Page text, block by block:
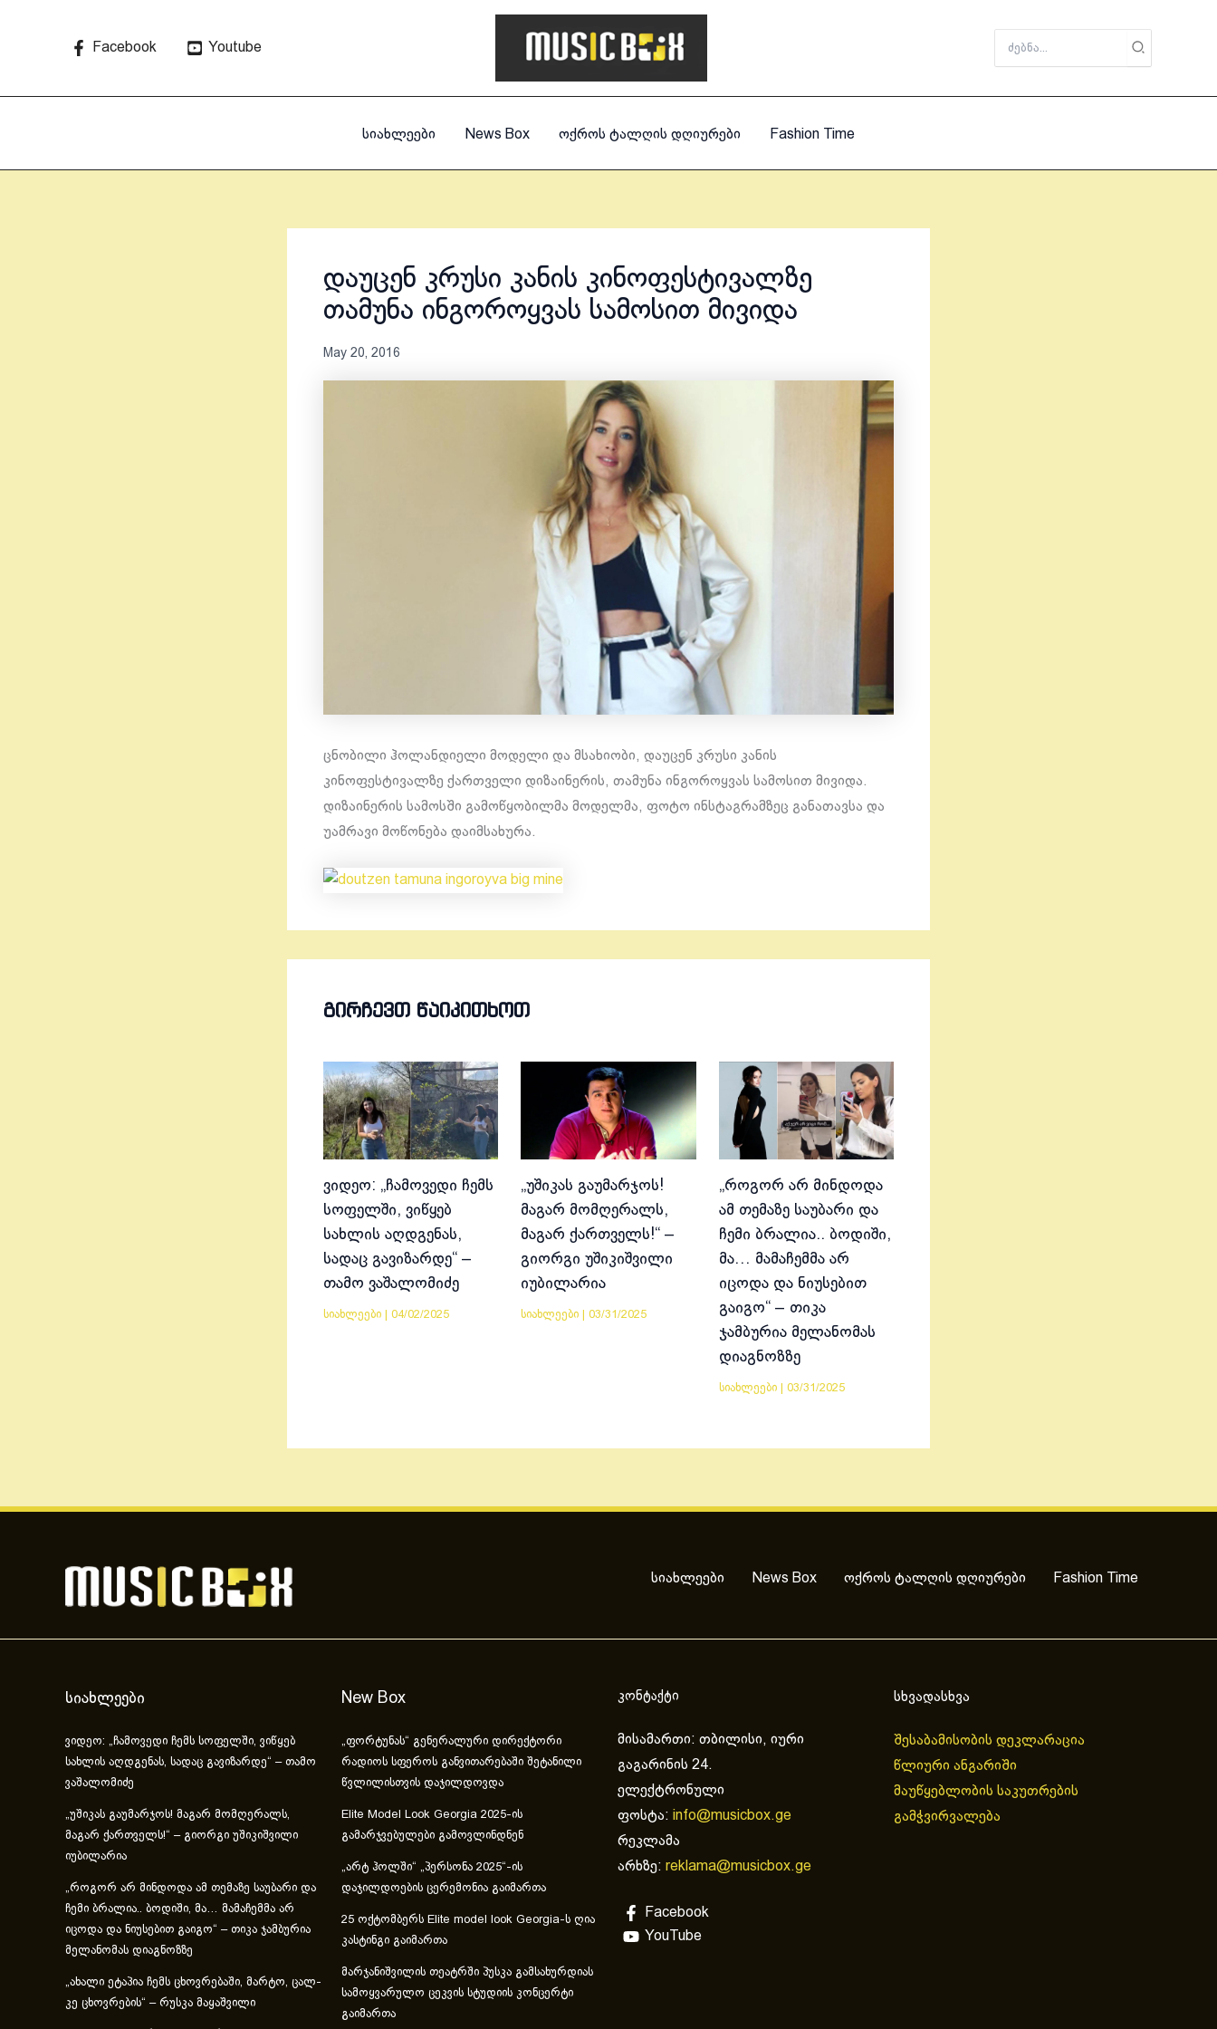
Facebook Youtube
for:
სიახლეები News Box ოქროს ტალღის დღიურები Fashion Time
დაუცენ კრუსი კანის კინოფესტივალზე
თამუნა ინგოროყვას სამოსით მივიდა
May 20, 2016
ცნობილი ჰოლანდიელი მოდელი და მსახიობი, დაუცენ კრუსი კანის
კინოფესტივალზე ქართველი დიზაინერის, თამუნა ინგოროყვას სამოსით მივიდა.
დიზაინერის სამოსში გამოწყობილმა მოდელმა, ფოტო ინსტაგრამზეც განათავსა და
უამრავი მოწონება დაიმსახურა.
ᲒᲘᲠᲩᲔᲕᲗ ᲬᲐᲘᲙᲘᲗᲮᲝᲗ
ვიდეო: „ჩამოვედი ჩემს
სოფელში, ვიწყებ
სახლის აღდგენას,
სადაც გავიზარდე“ –
თამო ვაშალომიძე
სიახლეები 04/02/2025
„უშიკას გაუმარჯოს!
მაგარ მომღერალს,
მაგარ ქართველს!“ –
გიორგი უშიკიშვილი
იუბილარია
სიახლეები |03/31/2025
„როგორ არ მინდოდა
ამ თემაზე საუბარი და
ჩემი ბრალია.. ბოდიში,
მა… მამაჩემმა არ
იცოდა და ნიუსებით
გაიგო“ – თიკა
ჯამბურია მელანომას
დიაგნოზზე
სიახლეები| 03/31/2025
სიახლეები News Box ოქროს ტალღის დღიურები Fashion Time
სიახლეები
ვიდეო: „ჩამოვედი ჩემს სოფელში, ვიწყებ
სახლის აღდგენას, სადაც გავიზარდე“ – თამო
ვაშალომიძე
„უშიკას გაუმარჯოს! მაგარ მომღერალს,
მაგარ ქართველს!“ – გიორგი უშიკიშვილი
იუბილარია
„როგორ არ მინდოდა ამ თემაზე საუბარი და
ჩემი ბრალია.. ბოდიში, მა… მამაჩემმა არ
იცოდა და ნიუსებით გაიგო“ – თიკა ჯამბურია
მელანომას დიაგნოზზე
„ახა­ლი ეტა­პია ჩემს ცხოვ­რე­ბა­ში, მარ­ტო, ცალ­
კე ცხოვ­რე­ბის“ – რუსკა მაყაშვილი
New Box
„ფორტუნას“ გენერალური დირექტორი
რადიოს სფეროს განვითარებაში შეტანილი
წვლილისთვის დაჯილდოვდა
Elite Model Look Georgia 2025-ის
გამარჯვებულები გამოვლინდნენ
„არტ ჰოლში“ „პერსონა 2025“-ის
დაჯილდოების ცერემონია გაიმართა
25 ოქტომბერს Elite model look Georgia-ს ღია
კასტინგი გაიმართა
მარჯანიშვილის თეატრში პუსკა გამსახურდიას
სამოყვარულო ცეკვის სტუდიის კონცერტი
გაიმართა
კონტაქტი
მისამართი: თბილისი, იური
გაგარინის 24.
ელექტრონული
ფოსტა: info@musicbox.ge
რეკლამა
არხზე: reklama@musicbox.ge
Facebook
YouTube
სხვადასხვა
შესაბამისობის დეკლარაცია
წლიური ანგარიში
მაუწყებლობის საკუთრების
გამჭვირვალება